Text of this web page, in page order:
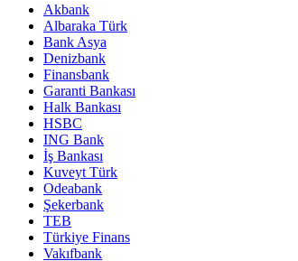
Akbank
Albaraka Türk
Bank Asya
Denizbank
Finansbank
Garanti Bankası
Halk Bankası
HSBC
ING Bank
İş Bankası
Kuveyt Türk
Odeabank
Şekerbank
TEB
Türkiye Finans
Vakıfbank